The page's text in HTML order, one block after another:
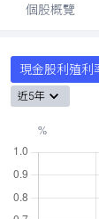
個股概覽
現金股利殖利
近5年